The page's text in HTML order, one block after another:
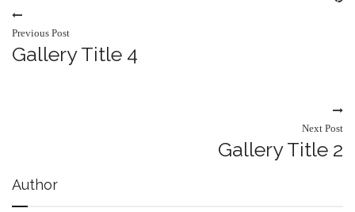
Previous Post
Gallery Title 4
Next Post
Gallery Title 2
Author